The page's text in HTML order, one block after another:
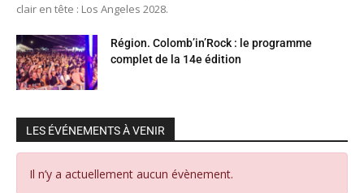
clair en tête : Los Angeles 2028.
Région. Colomb’in’Rock : le programme
complet de la 14e édition
LES ÉVÉNEMENTS À VENIR
Il n’y a actuellement aucun évènement.